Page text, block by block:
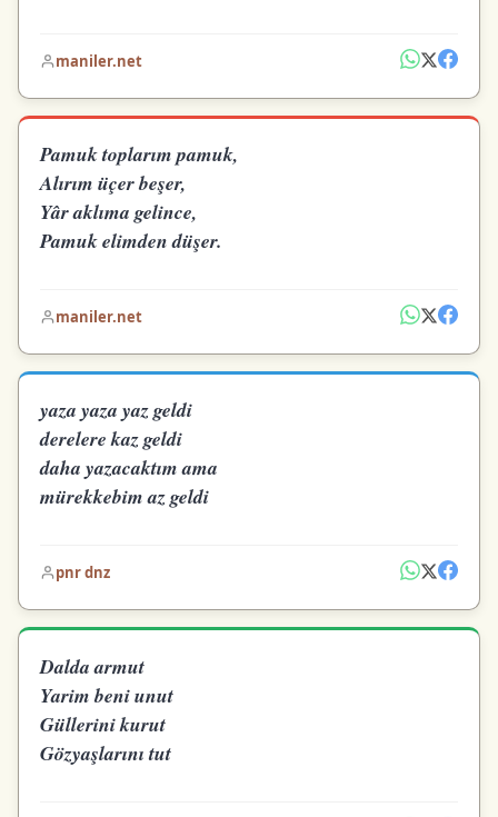
maniler.net
Pamuk toplarım pamuk,
Alırım üçer beşer,
Yâr aklıma gelince,
Pamuk elimden düşer.
maniler.net
yaza yaza yaz geldi
derelere kaz geldi
daha yazacaktım ama
mürekkebim az geldi
pnr dnz
Dalda armut
Yarim beni unut
Güllerini kurut
Gözyaşlarını tut